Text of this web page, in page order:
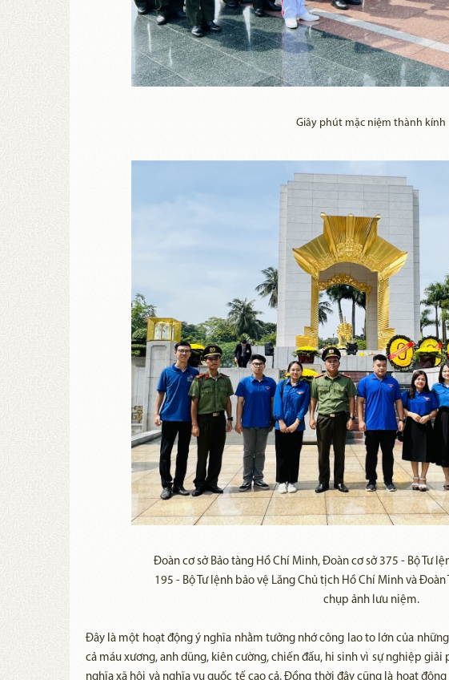
Giây phút mặc niệm thành kính
Đoàn cơ sở Bảo tàng Hồ Chí Minh, Đoàn cơ sở 375 - Bộ Tư
195 - Bộ Tư lệnh bảo vệ Lăng Chủ tịch Hồ Chí Minh và
chụp ảnh lưu niệm.
Đây là một hoạt động ý nghĩa nhằm tưởng nhớ công lao to lớn của
cả máu xương, anh dũng, kiên cường, chiến đấu, hi sinh vì sự nghiệp
nghĩa xã hội và nghĩa vụ quốc tế cao cả. Đồng thời đây cũng là hoạt